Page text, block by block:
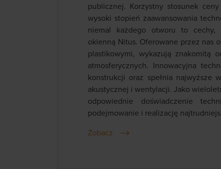
publicznej. Korzystny stosunek
wysoki stopień zaawansowania
niemal każdego otworu to cechy,
okienną Nitus. Oferowane przez nas
plastikowymi, wykazują znakomitą
atmosferycznych. Innowacyjna
konstrukcji oraz spełnia
akustycznej i wentylacji. Jako
odpowiednie doświadczenie
podejmowanie i realizację
Zobacz